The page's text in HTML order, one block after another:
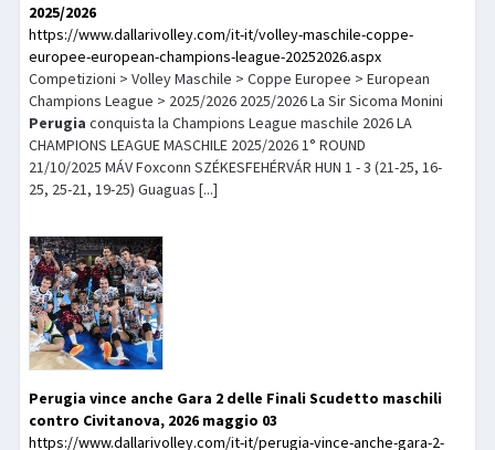
2025/2026
https://www.dallarivolley.com/it-it/volley-maschile-coppe-
europee-european-champions-league-20252026.aspx
Competizioni > Volley Maschile > Coppe Europee > European
Champions League > 2025/2026 2025/2026 La Sir Sicoma Monini
Perugia conquista la Champions League maschile 2026 LA
CHAMPIONS LEAGUE MASCHILE 2025/2026 1° ROUND
21/10/2025 MÁV Foxconn SZÉKESFEHÉRVÁR HUN 1 - 3 (21-25, 16-
25, 25-21, 19-25) Guaguas [...]
Perugia vince anche Gara 2 delle Finali Scudetto maschili
contro Civitanova, 2026 maggio 03
https://www.dallarivolley.com/it-it/perugia-vince-anche-gara-2-